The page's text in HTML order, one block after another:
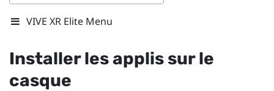
VIVE XR Elite Menu
Installer les applis sur le
casque